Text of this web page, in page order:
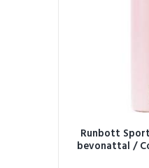
Runbott
bevonattal /